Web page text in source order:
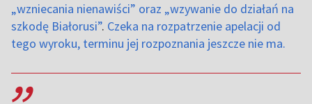
„wzniecania nienawiści” oraz „wzywanie do działań na
szkodę Białorusi”. Czeka na rozpatrzenie apelacji od
tego wyroku, terminu jej rozpoznania jeszcze nie ma.
,,